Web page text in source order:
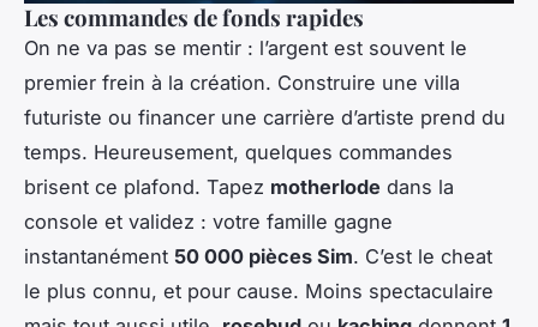
Les commandes de fonds rapides
On ne va pas se mentir : l’argent est souvent le
premier frein à la création. Construire une villa
futuriste ou financer une carrière d’artiste prend du
temps. Heureusement, quelques commandes
brisent ce plafond. Tapez motherlode dans la
console et validez : votre famille gagne
instantanément 50 000 pièces Sim. C’est le cheat
le plus connu, et pour cause. Moins spectaculaire